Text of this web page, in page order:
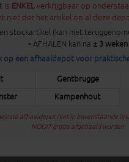
is ENKELverkrijgbaar op
niet dat het artikel op al deze
stockartikel (kan niet
• AFHALEN kan na ± 3 weken
op een afhaaldepot voor
Gentbrugge
Kampenhout
afhaaldepot niet in bovenstaande
NOOIT gratis afgehaald worden